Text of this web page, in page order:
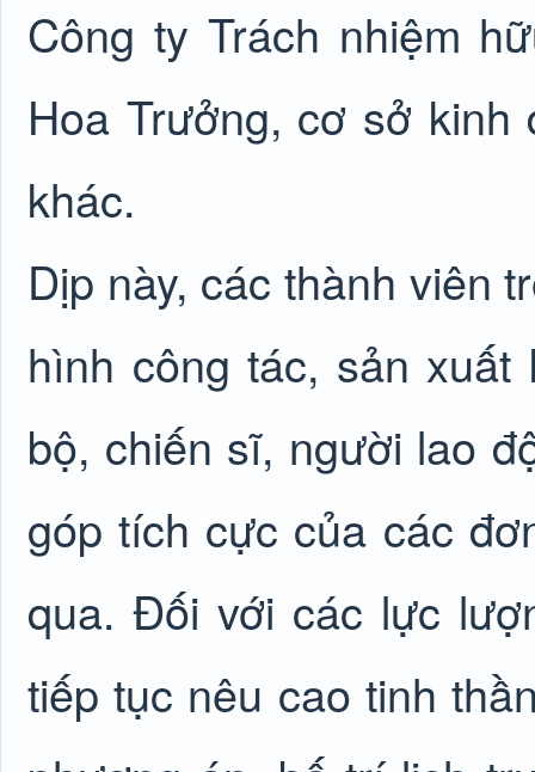
Công ty Trách nhiệm
Hoa Trưởng, cơ sở
khác.
Dịp này, các thành viên
hình công tác, sản
bộ, chiến sĩ, người lao
góp tích cực của các
qua. Đối với các lực
tiếp tục nêu cao tinh